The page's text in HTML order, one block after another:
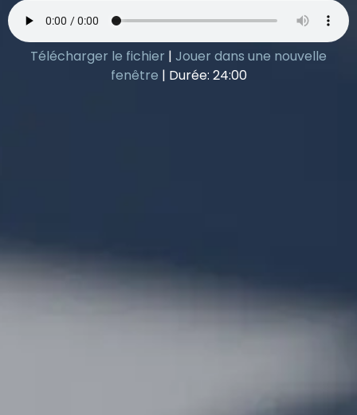
Télécharger le fichier | Jouer dans une nouvelle
fenêtre | Durée: 24:00